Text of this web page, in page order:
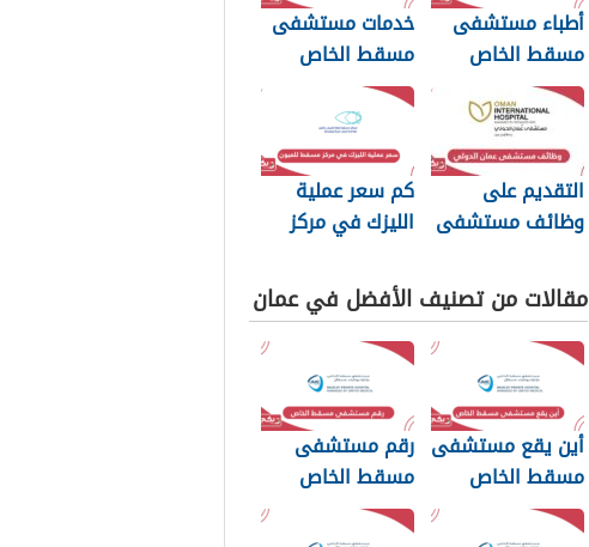
أطباء مستشفى
مسقط الخاص
خدمات مستشفى
مسقط الخاص
التقديم على
وظائف مستشفى
كم سعر عملية
الليزك في مركز
2025
مقالات من تصنيف الأفضل في عمان
أين يقع مستشفى
مسقط الخاص
رقم مستشفى
مسقط الخاص
الموحد